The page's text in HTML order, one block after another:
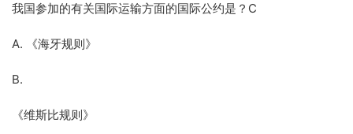
我国参加的有关国际运输方面的国际公约是？C
A. 《海牙规则》
B.
《维斯比规则》